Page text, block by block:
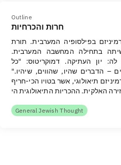
Outline
חרות והכרחיות
בפילסופיה המערבית. תורת
בתחילה המחשבה המערבית.
יון העתיקה. דמוקריטוס: "כל
– הדברים שהיו, שהווים, שיהיו."
תיאולוגי, אשר בטויו הכי-חריף
General Jewish Thought